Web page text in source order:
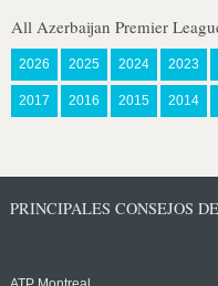
All Azerbaijan Premier
2026 2025 2024 2023
2017 2016 2015 2014
PRINCIPALES CONSEJOS